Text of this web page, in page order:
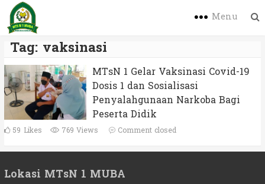
Menu
Tag: vaksinasi
MTsN 1 Gelar Vaksinasi Covid-19
Dosis 1 dan Sosialisasi
Penyalahgunaan Narkoba Bagi
Peserta Didik
59 Likes 769 Views Comment closed
Lokasi MTsN 1 MUBA